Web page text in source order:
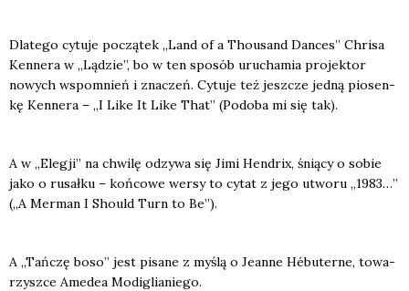
Dla­te­go cytu­je począ­tek „Land of a Tho­usand Dan­ces” Chri­sa
Ken­ne­ra w „Lądzie”, bo w ten spo­sób uru­cha­mia pro­jek­tor
nowych wspo­mnień i zna­czeń. Cytu­je też jesz­cze jed­ną pio­sen­
kę Ken­ne­ra – „I Like It Like That” (Podo­ba mi się tak).
A w „Ele­gji” na chwi­lę odzy­wa się Jimi Hen­drix, śnią­cy o sobie
jako o rusał­ku – koń­co­we wer­sy to cytat z jego utwo­ru „1983…”
(„A Mer­man I Sho­uld Turn to Be”).
A „Tań­czę boso” jest pisa­ne z myślą o Jean­ne Hébu­ter­ne, towa­
rzysz­ce Ame­dea Modi­glia­nie­go.